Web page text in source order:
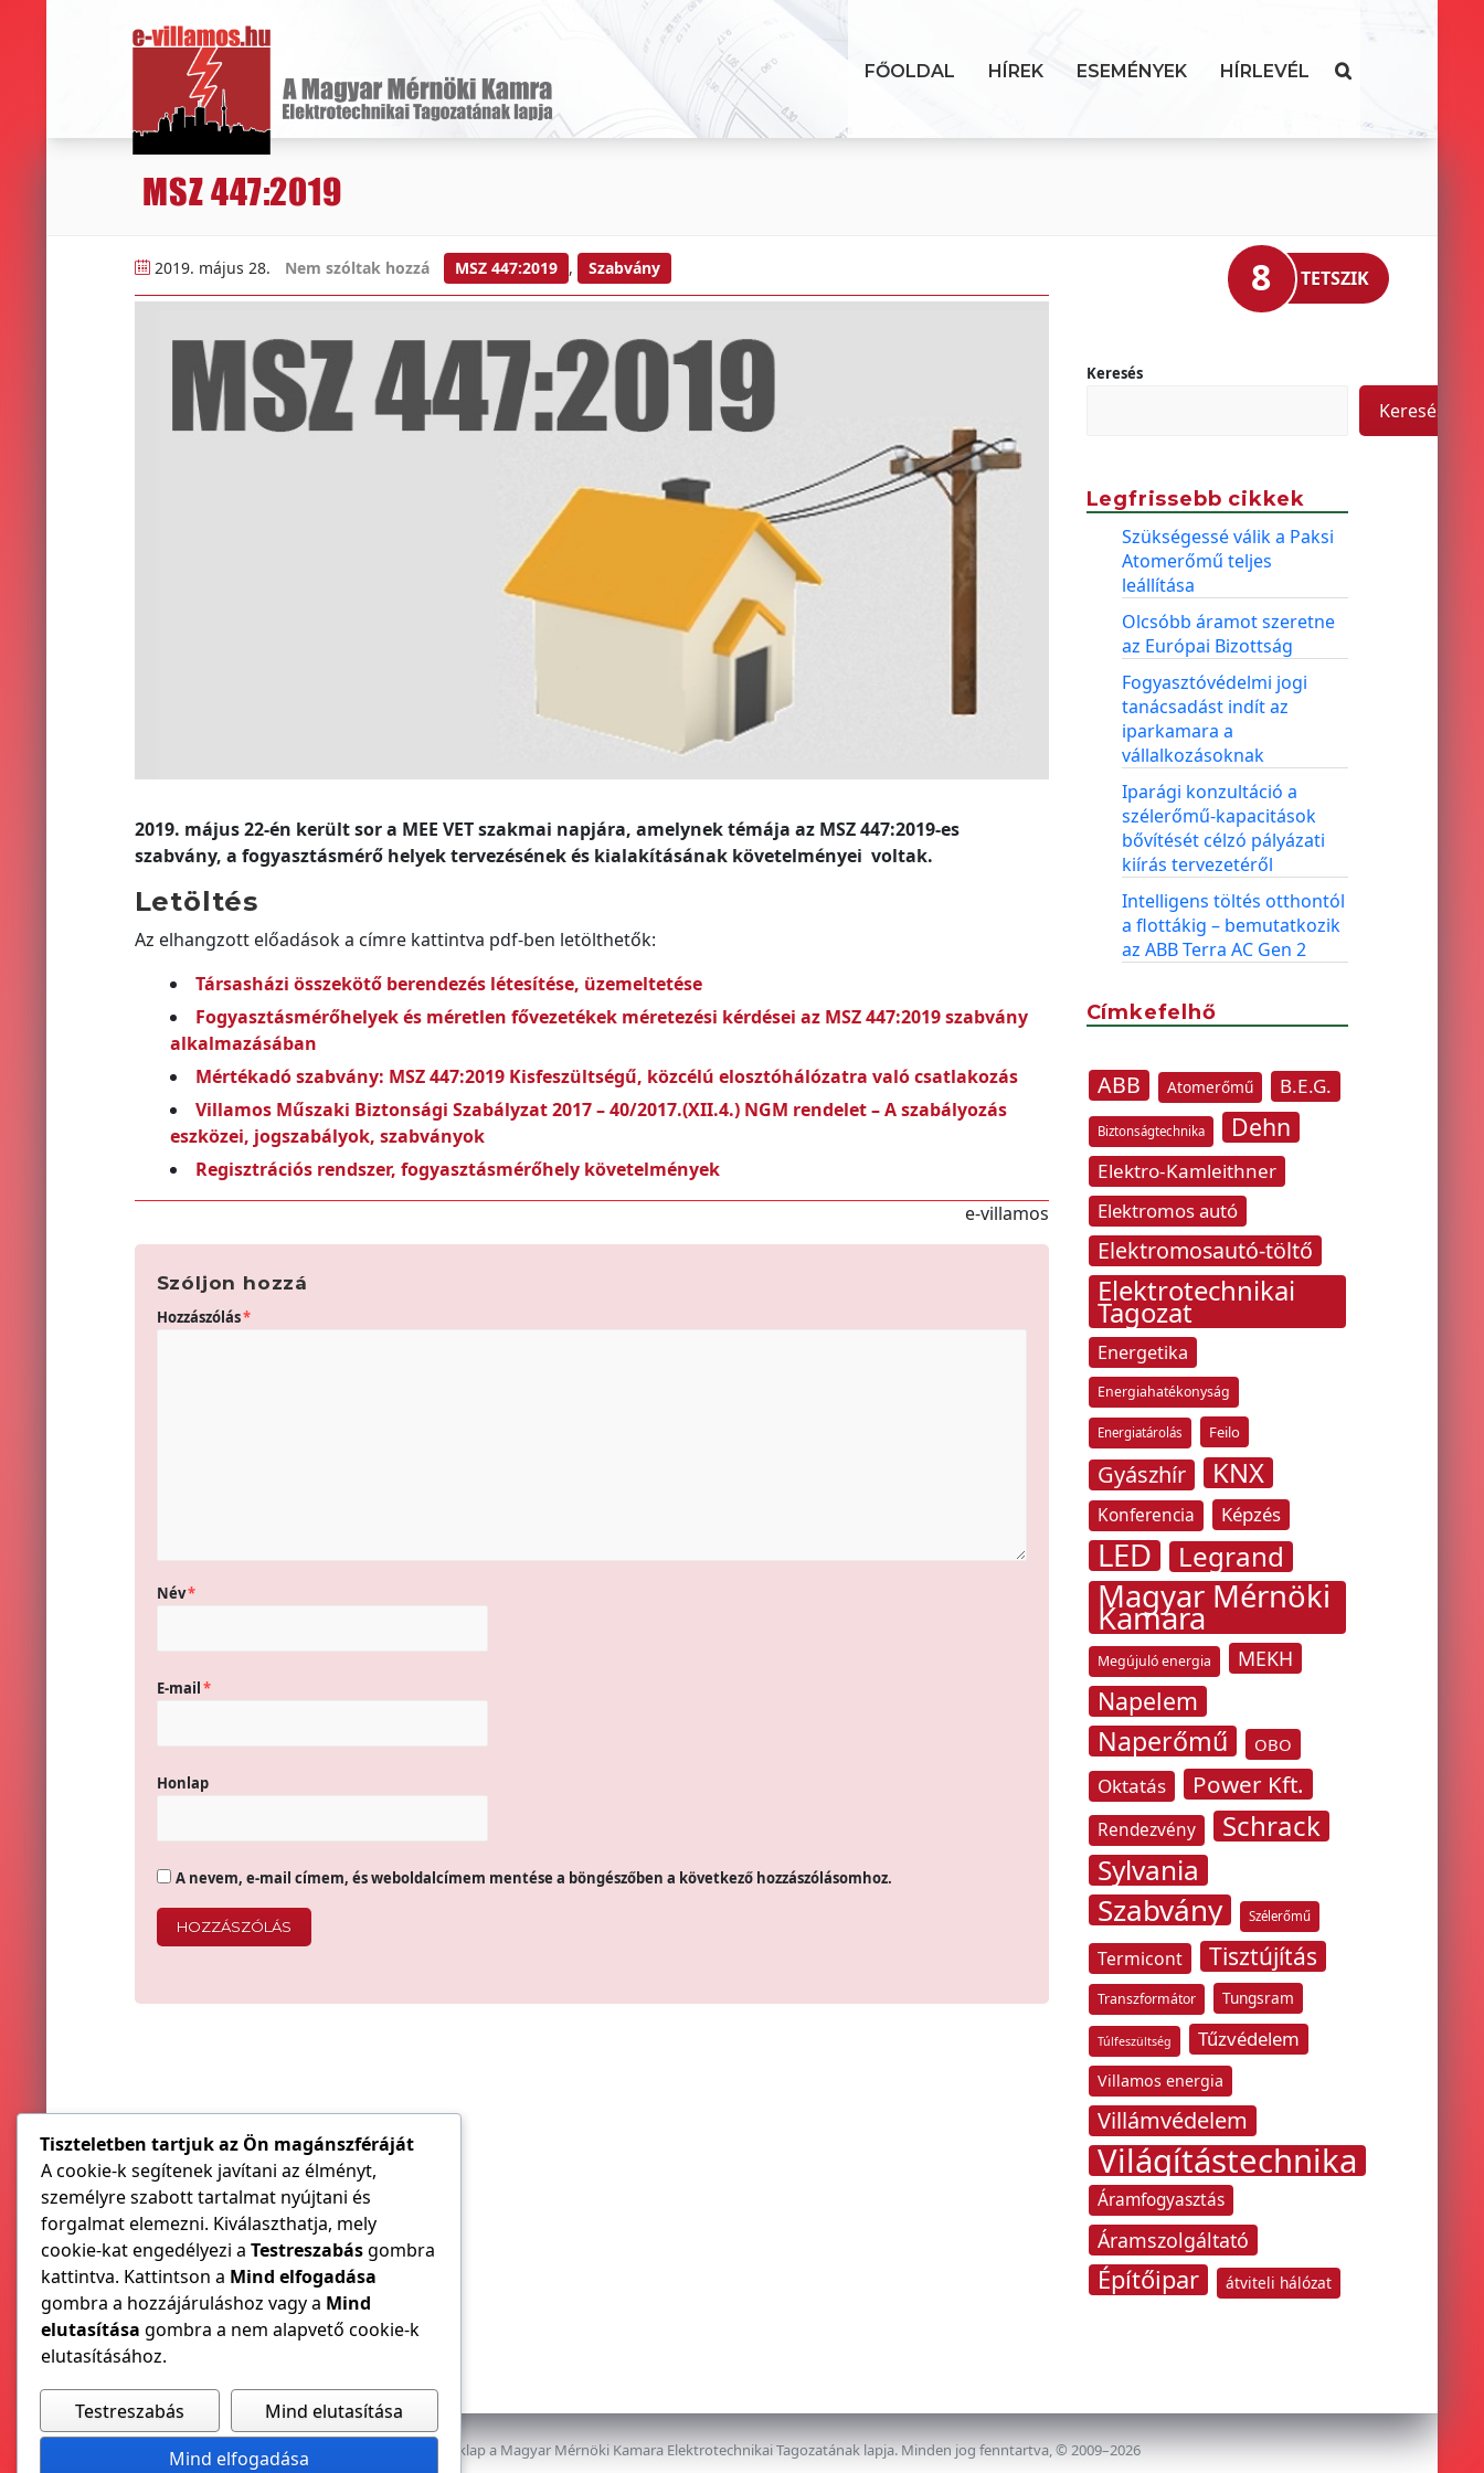
FŐOLDAL HÍREK ESEMÉNYEK HÍRLEVÉL
MSZ 447:2019
2019. május 28. Nem szóltak hozzá MSZ 447:2019 , Szabvány
2019. május 22-én került sor a MEE VET szakmai napjára, amelynek témája az MSZ 447:2019-es
szabvány, a fogyasztásmérő helyek tervezésének és kialakításának követelményei voltak.
Letöltés
Az elhangzott előadások a címre kattintva pdf-ben letölthetők:
Társasházi összekötő berendezés létesítése, üzemeltetése
Fogyasztásmérőhelyek és méretlen fővezetékek méretezési kérdései az MSZ 447:2019 szabvány
alkalmazásában
Mértékadó szabvány: MSZ 447:2019 Kisfeszültségű, közcélú elosztóhálózatra való csatlakozás
Villamos Műszaki Biztonsági Szabályzat 2017 – 40/2017.(XII.4.) NGM rendelet – A szabályozás
eszközei, jogszabályok, szabványok
Regisztrációs rendszer, fogyasztásmérőhely követelmények
e-villamos
Szóljon hozzá
Hozzászólás*
Név*
E-mail*
Honlap
A nevem, e-mail címem, és weboldalcímem mentése a böngészőben a következő hozzászólásomhoz.
8 TETSZIK
Keresés
Keresés
Legfrissebb cikkek
Szükségessé válik a Paksi
Atomerőmű teljes
leállítása
Olcsóbb áramot szeretne
az Európai Bizottság
Fogyasztóvédelmi jogi
tanácsadást indít az
iparkamara a
vállalkozásoknak
Iparági konzultáció a
szélerőmű-kapacitások
bővítését célzó pályázati
kiírás tervezetéről
Intelligens töltés otthontól
a flottákig – bemutatkozik
az ABB Terra AC Gen 2
Címkefelhő
ABB Atomerőmű B.E.G.
Biztonságtechnika Dehn
Elektro-Kamleithner
Elektromos autó
Elektromosautó-töltő
Elektrotechnikai
Tagozat
Energetika
Energiahatékonyság
Energiatárolás Feilo
Gyászhír KNX
Konferencia Képzés
LED Legrand
Magyar Mérnöki
Kamara
Megújuló energia MEKH
Napelem
Naperőmű OBO
Oktatás Power Kft.
Rendezvény
Schrack
Sylvania
Szabvány Szélerőmű
Termicont Tisztújítás
Transzformátor Tungsram
Túlfeszültség Tűzvédelem
Villamos energia
Villámvédelem
Világítástechnika
Áramfogyasztás
Áramszolgáltató
Építőipar átviteli hálózat
Az E-VILLAMOS szaklap a Magyar Mérnöki Kamara Elektrotechnikai Tagozatának lapja. Minden jog fenntartva, © 2009–2026
Tiszteletben tartjuk az Ön magánszféráját
A cookie-k segítenek javítani az élményt,
személyre szabott tartalmat nyújtani és
forgalmat elemezni. Kiválaszthatja, mely
cookie-kat engedélyezi a Testreszabásgombra
kattintva. Kattintson a Mind elfogadása
gombra a hozzájáruláshoz vagy a Mind
elutasítása gombra a nem alapvető cookie-k
elutasításához.
Testreszabás
Mind elutasítása
Mind elfogadása